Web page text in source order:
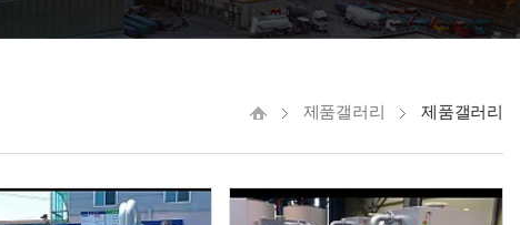
제품갤러리 제품갤러리